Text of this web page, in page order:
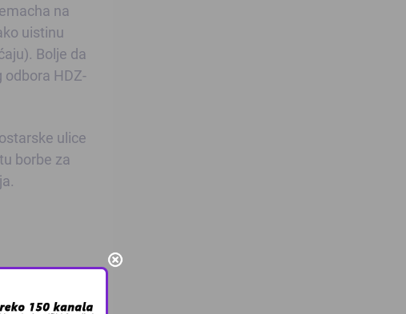
na
uistinu
Bolje da
odbora HDZ-
ulice
borbe za